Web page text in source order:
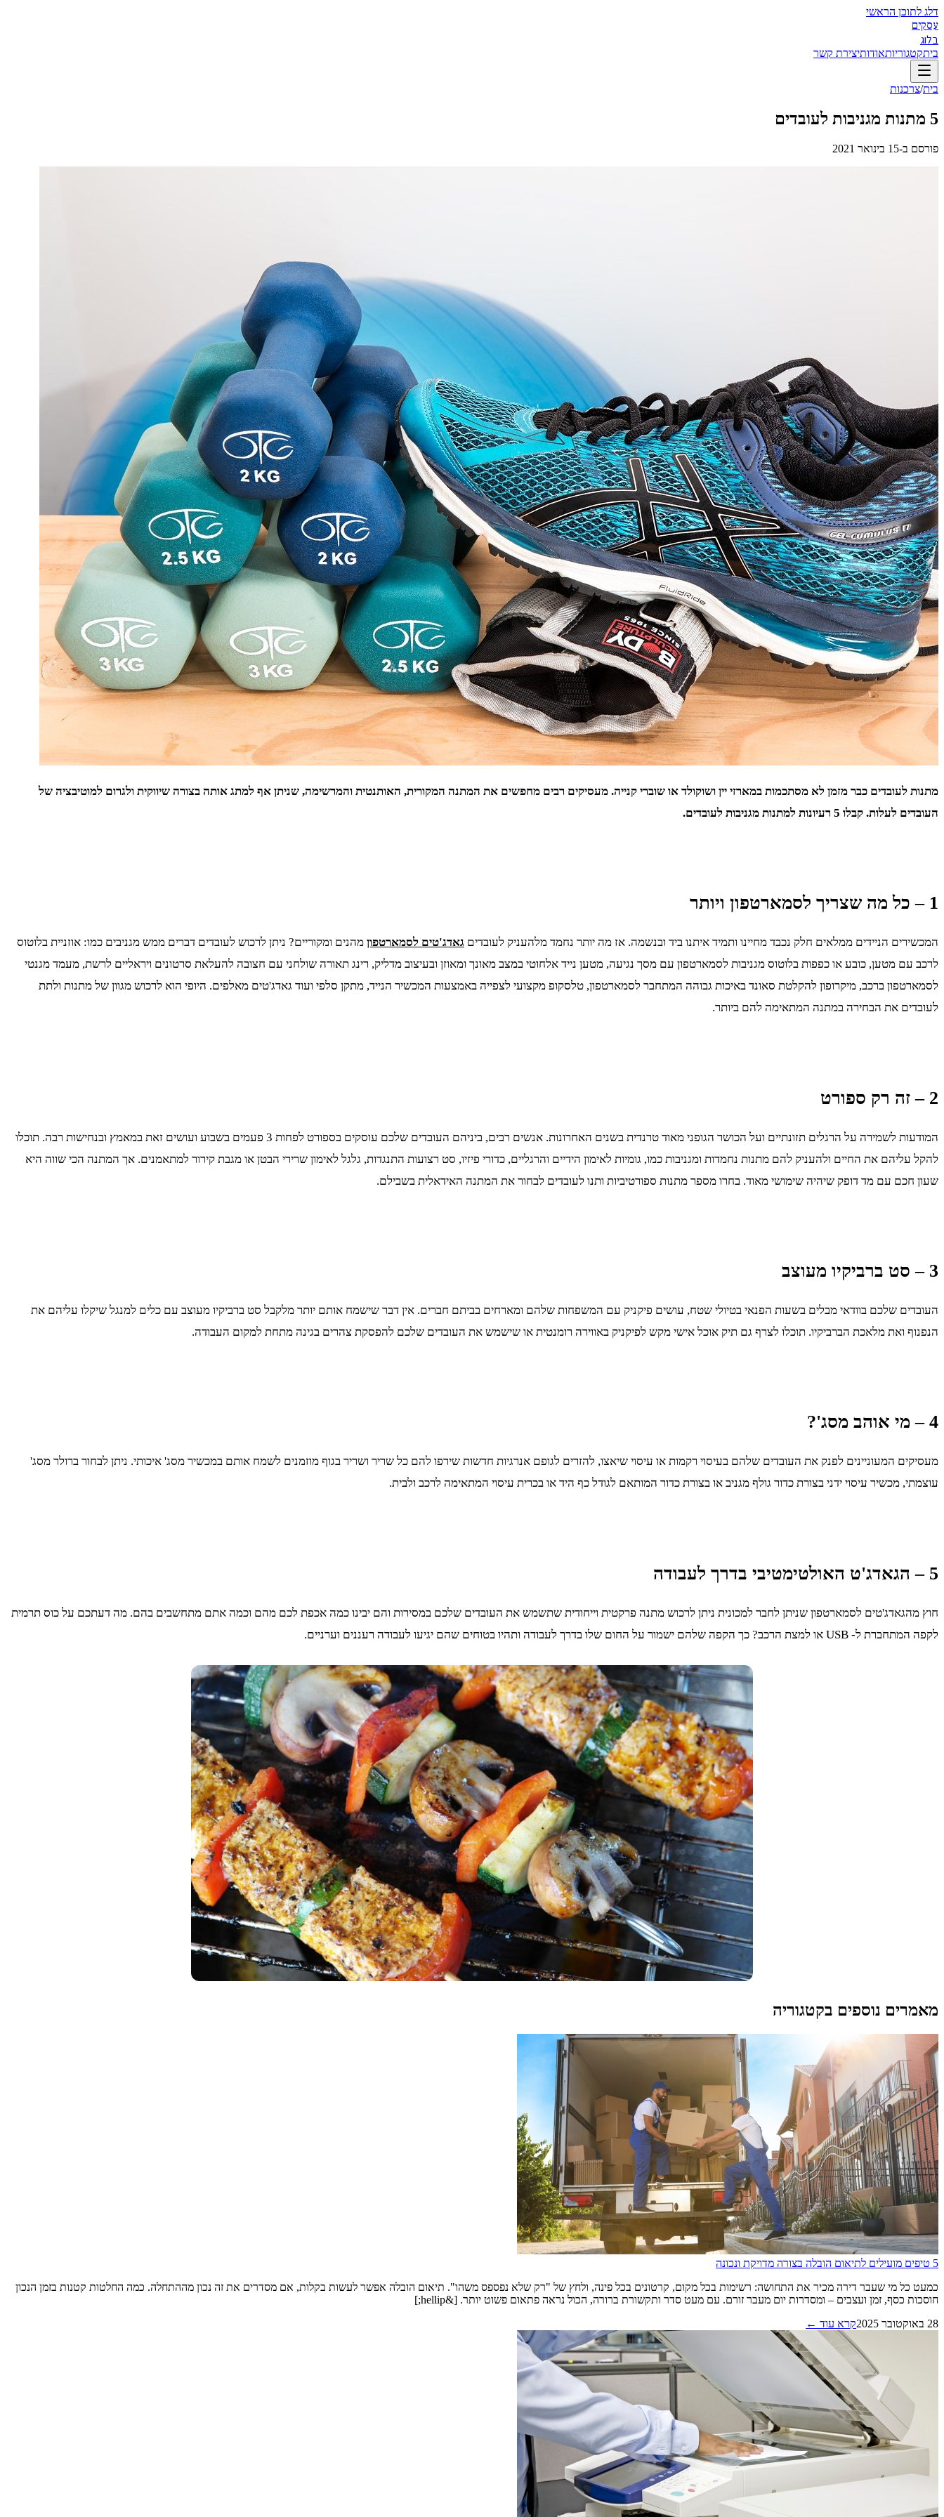
דלג לתוכן הראשי
עסקים
בלוג
ביתקטגוריותאודותיצירת קשר
בית/צרכנות
5 מתנות מגניבות לעובדים
פורסם ב-15 בינואר 2021
מתנות לעובדים כבר מזמן לא מסתכמות במארזי יין ושוקולד או שוברי קנייה. מעסיקים רבים מחפשים את המתנה המקורית, האותנטית והמרשימה, שניתן אף למתג אותה בצורה שיווקית ולגרום למוטיבציה של
העובדים לעלות. קבלו 5 רעיונות למתנות מגניבות לעובדים.
1 – כל מה שצריך לסמארטפון ויותר
המכשירים הניידים ממלאים חלק נכבד מחיינו ותמיד איתנו ביד ובנשמה. אז מה יותר נחמד מלהעניק לעובדים גאדג'טים לסמארטפון מהנים ומקוריים? ניתן לרכוש לעובדים דברים ממש מגניבים כמו: אוזניית בלוטוס
לרכב עם מטען, כובע או כפפות בלוטוס מגניבות לסמארטפון עם מסך נגיעה, מטען נייד אלחוטי במצב מאונך ומאוזן ובעיצוב מדליק, רינג תאורה שולחני עם חצובה להעלאת סרטונים ויראליים לרשת, מעמד מגנטי
לסמארטפון ברכב, מיקרופון להקלטת סאונד באיכות גבוהה המתחבר לסמארטפון, טלסקופ מקצועי לצפייה באמצעות המכשיר הנייד, מתקן סלפי ועוד גאדג'טים מאלפים. היופי הוא לרכוש מגוון של מתנות ולתת
לעובדים את הבחירה במתנה המתאימה להם ביותר.
2 – זה רק ספורט
המודעות לשמירה על הרגלים תזונתיים ועל הכושר הגופני מאוד טרנדית בשנים האחרונות. אנשים רבים, ביניהם העובדים שלכם עוסקים בספורט לפחות 3 פעמים בשבוע ועושים זאת במאמץ ובנחישות רבה. תוכלו
להקל עליהם את החיים ולהעניק להם מתנות נחמדות ומגניבות כמו, גומיות לאימון הידיים והרגליים, כדורי פיזיו, סט רצועות התנגדות, גלגל לאימון שרירי הבטן או מגבת קירור למתאמנים. אך המתנה הכי שווה היא
שעון חכם עם מד דופק שיהיה שימושי מאוד. בחרו מספר מתנות ספורטיביות ותנו לעובדים לבחור את המתנה האידאלית בשבילם.
3 – סט ברביקיו מעוצב
העובדים שלכם בוודאי מבלים בשעות הפנאי בטיולי שטח, עושים פיקניק עם המשפחות שלהם ומארחים בביתם חברים. אין דבר שישמח אותם יותר מלקבל סט ברביקיו מעוצב עם כלים למנגל שיקלו עליהם את
הנפנוף ואת מלאכת הברביקיו. תוכלו לצרף גם תיק אוכל אישי מקש לפיקניק באווירה רומנטית או שישמש את העובדים שלכם להפסקת צהרים בגינה מתחת למקום העבודה.
4 – מי אוהב מסג'?
מעסיקים המעוניינים לפנק את העובדים שלהם בעיסוי רקמות או עיסוי שיאצו, להזרים לגופם אנרגיות חדשות שירפו להם כל שריר ושריר בגוף מוזמנים לשמח אותם במכשיר מסג' איכותי. ניתן לבחור ברולר מסג'
עוצמתי, מכשיר עיסוי ידני בצורת כדור גולף מגניב או בצורת כדור המותאם לגודל כף היד או בכרית עיסוי המתאימה לרכב ולבית.
5 – הגאדג'ט האולטימטיבי בדרך לעבודה
חוץ מהגאדג'טים לסמארטפון שניתן לחבר למכונית ניתן לרכוש מתנה פרקטית וייחודית שתשמש את העובדים שלכם במסירות והם יבינו כמה אכפת לכם מהם וכמה אתם מתחשבים בהם. מה דעתכם על כוס תרמית
לקפה המתחברת ל- USB או למצת הרכב? כך הקפה שלהם ישמור על החום שלו בדרך לעבודה ותהיו בטוחים שהם יגיעו לעבודה רעננים וערניים.
מאמרים נוספים בקטגוריה
5 טיפים מועילים לתיאום הובלה בצורה מדויקת ונכונה
כמעט כל מי שעבר דירה מכיר את התחושה: רשימות בכל מקום, קרטונים בכל פינה, ולחץ של "רק שלא נפספס משהו". תיאום הובלה אפשר לעשות בקלות, אם מסדרים את זה נכון מההתחלה. כמה החלטות קטנות בזמן הנכון
חוסכות כסף, זמן ועצבים – ומסדרות יום מעבר זורם. עם מעט סדר ותקשורת ברורה, הכול נראה פתאום פשוט יותר. [&hellip;]
28 באוקטובר 2025
קרא עוד ←